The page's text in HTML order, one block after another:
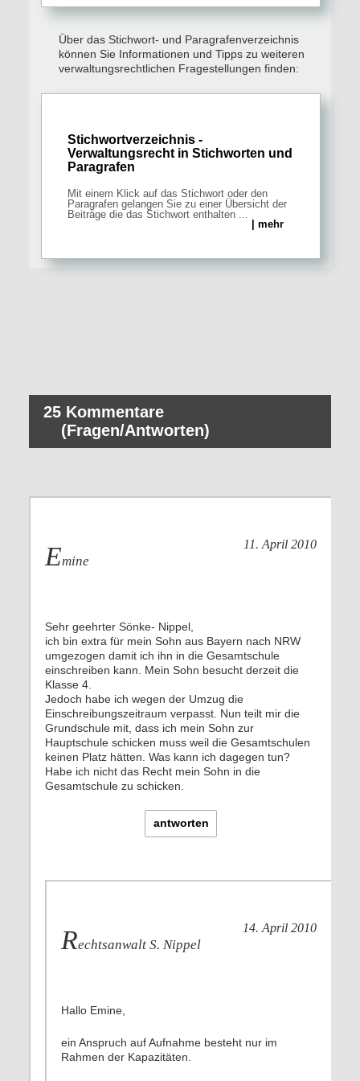
Über das Stichwort- und Paragrafenverzeichnis
können Sie Informationen und Tipps zu weiteren
verwaltungsrechtlichen Fragestellungen finden:
Stichwortverzeichnis -
Verwaltungsrecht in Stichworten und
Paragrafen
Mit einem Klick auf das Stichwort oder den
Paragrafen gelangen Sie zu einer Übersicht der
Beiträge die das Stichwort enthalten ...
| mehr
25 Kommentare
(Fragen/Antworten)
Emine
11. April 2010
Sehr geehrter Sönke- Nippel,
ich bin extra für mein Sohn aus Bayern nach NRW
umgezogen damit ich ihn in die Gesamtschule
einschreiben kann. Mein Sohn besucht derzeit die
Klasse 4.
Jedoch habe ich wegen der Umzug die
Einschreibungszeitraum verpasst. Nun teilt mir die
Grundschule mit, dass ich mein Sohn zur
Hauptschule schicken muss weil die Gesamtschulen
keinen Platz hätten. Was kann ich dagegen tun?
Habe ich nicht das Recht mein Sohn in die
Gesamtschule zu schicken.
antworten
Rechtsanwalt S. Nippel
14. April 2010
Hallo Emine,
ein Anspruch auf Aufnahme besteht nur im
Rahmen der Kapazitäten.